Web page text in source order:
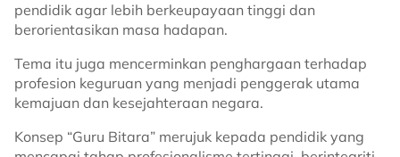
pendidik agar lebih berkeupayaan tinggi dan
berorientasikan masa hadapan.
Tema itu juga mencerminkan penghargaan terhadap
profesion keguruan yang menjadi penggerak utama
kemajuan dan kesejahteraan negara.
Konsep “Guru Bitara” merujuk kepada pendidik yang